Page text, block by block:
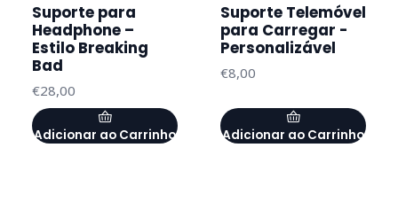
Suporte para
Headphone –
Estilo Breaking
Bad
€28,00
Adicionar ao Carrinho
Suporte Telemóvel
para Carregar -
Personalizável
€8,00
Adicionar ao Carrinho